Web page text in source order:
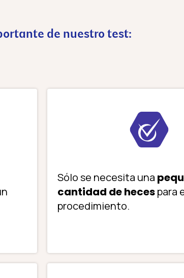
de nuestro test:
Sólo se necesita una
cantidad de hecespara
procedimiento.